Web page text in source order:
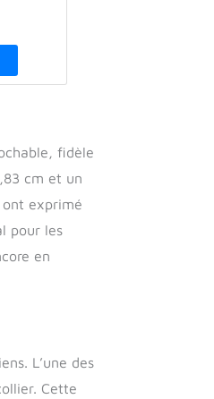
fidèle
cm et un
exprimé
pour les
en
L’une des
Cette